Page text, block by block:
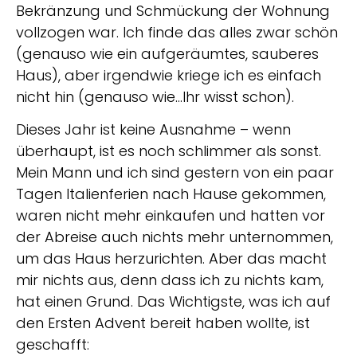
Bekränzung und Schmückung der Wohnung
vollzogen war. Ich finde das alles zwar schön
(genauso wie ein aufgeräumtes, sauberes
Haus), aber irgendwie kriege ich es einfach
nicht hin (genauso wie…Ihr wisst schon).
Dieses Jahr ist keine Ausnahme – wenn
überhaupt, ist es noch schlimmer als sonst.
Mein Mann und ich sind gestern von ein paar
Tagen Italienferien nach Hause gekommen,
waren nicht mehr einkaufen und hatten vor
der Abreise auch nichts mehr unternommen,
um das Haus herzurichten. Aber das macht
mir nichts aus, denn dass ich zu nichts kam,
hat einen Grund. Das Wichtigste, was ich auf
den Ersten Advent bereit haben wollte, ist
geschafft: